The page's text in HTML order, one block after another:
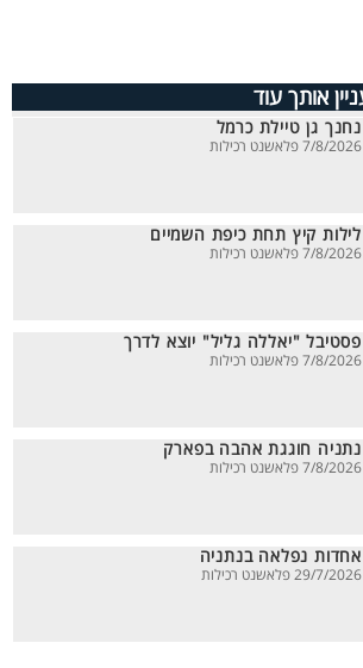
אותך עוד
נחנך גן טיילת כרמל
7/8/2026 פלאשנט רכילות
לילות קיץ תחת כיפת השמיים
7/8/2026 פלאשנט רכילות
פסטיבל "יאללה גליל" יוצא לדרך
7/8/2026 פלאשנט רכילות
נתניה חוגגת אהבה בפארק
7/8/2026 פלאשנט רכילות
אחדות נפלאה בנתניה
29/7/2026 פלאשנט רכילות